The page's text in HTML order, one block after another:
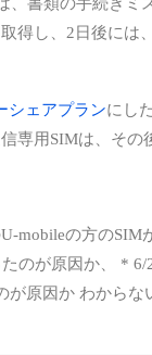
得し、2日後には、
シェアプランにし
専用SIMは、その
mobileの方のSIM
のが原因か、
* 6/
が原因かわからな